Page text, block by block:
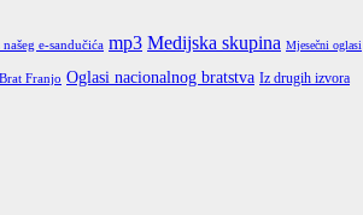
e-sandučića mp3 Medijska skupina Mjesečni oglasi
Brat Franjo Oglasi nacionalnog bratstva Iz drugih izvora